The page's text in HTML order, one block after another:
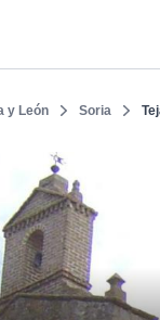
y León Soria